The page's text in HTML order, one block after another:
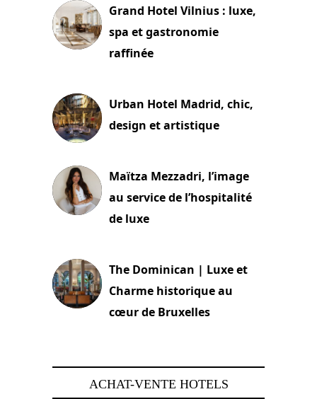
Grand Hotel Vilnius : luxe,
spa et gastronomie
raffinée
Urban Hotel Madrid, chic,
design et artistique
Maïtza Mezzadri, l’image
au service de l’hospitalité
de luxe
The Dominican | Luxe et
Charme historique au
cœur de Bruxelles
ACHAT-VENTE HOTELS